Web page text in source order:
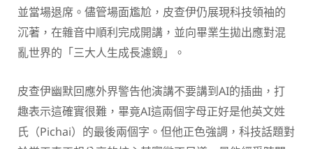
並當場退席。儘管場面尷尬，皮查伊仍展現科技領袖的
沉著，在雜音中順利完成開講，並向畢業生拋出應對混
亂世界的「三大人生成長濾鏡」。
皮查伊幽默回應外界警告他演講不要講到AI的插曲，打
趣表示這確實很難，畢竟AI這兩個字母正好是他英文姓
氏（Pichai）的最後兩個字。但他正色強調，科技話題對